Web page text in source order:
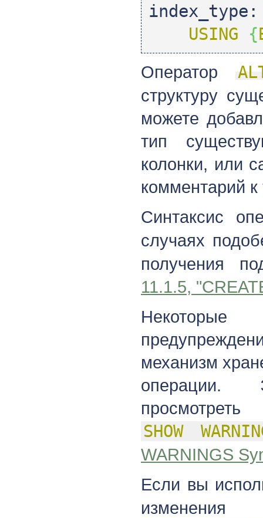
index_type:
USING
{
Оператор
структуру
можете
тип
колонки, или
комментарий
Синтаксис
случаях
получения
11.1.5,
механизм
операции.
SHOW
WARNINGS
Если вы